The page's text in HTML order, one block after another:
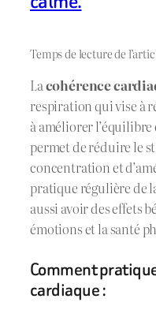
Temps de lecture de
Lacohérence
respiration qui vise à
à améliorer l’équilibre
permet de réduire le
concentration et
pratique régulière de
aussi avoir des effets
émotions et la santé
Comment
cardiaque :